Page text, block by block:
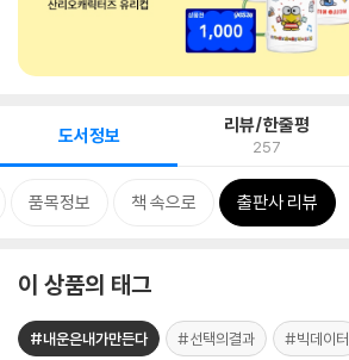
도서정보 리뷰/한줄평
257
품목정보 책 속으로 출판사 리뷰
이 상품의 태그
#내운은내가만든다 #선택의결과 #빅데이터